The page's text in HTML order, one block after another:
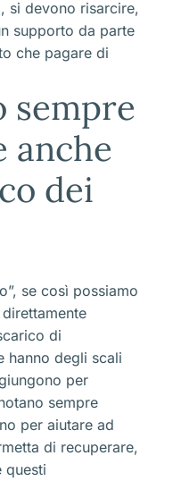
si devono risarcire,
supporto da parte
che pagare di
sempre
anche
dei
se così possiamo
di
hanno degli scali
per
sempre
per aiutare ad
di recuperare,
questi